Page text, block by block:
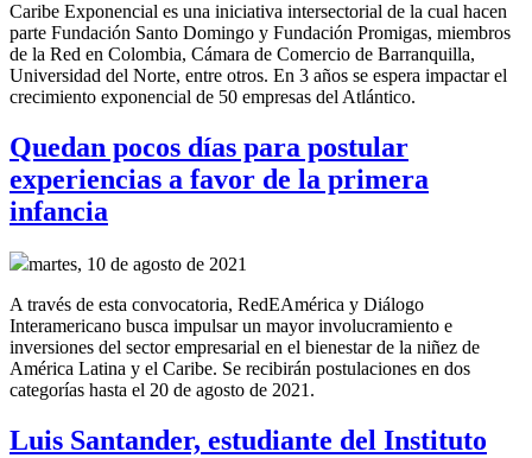
Caribe Exponencial es una iniciativa intersectorial de la cual hacen
parte Fundación Santo Domingo y Fundación Promigas, miembros
de la Red en Colombia, Cámara de Comercio de Barranquilla,
Universidad del Norte, entre otros. En 3 años se espera impactar el
crecimiento exponencial de 50 empresas del Atlántico.
Quedan pocos días para postular
experiencias a favor de la primera
infancia
martes, 10 de agosto de 2021
A través de esta convocatoria, RedEAmérica y Diálogo
Interamericano busca impulsar un mayor involucramiento e
inversiones del sector empresarial en el bienestar de la niñez de
América Latina y el Caribe. Se recibirán postulaciones en dos
categorías hasta el 20 de agosto de 2021.
Luis Santander, estudiante del Instituto